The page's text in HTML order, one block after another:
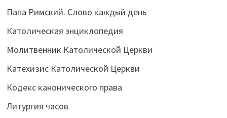
Папа Римский. Слово каждый день
Католическая энциклопедия
Молитвенник Католической Церкви
Катехизис Католической Церкви
Кодекс канонического права
Литургия часов